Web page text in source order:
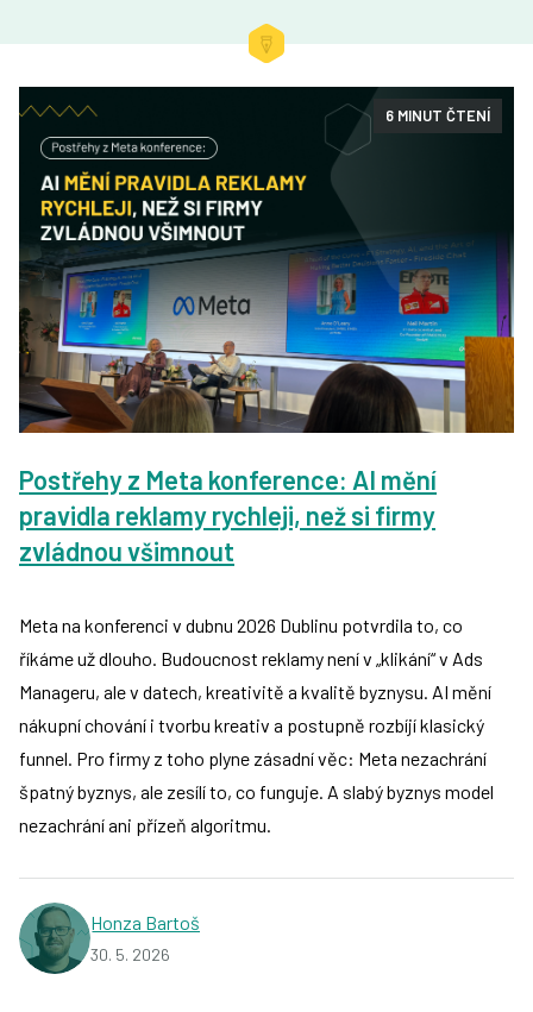
6 MINUT ČTENÍ
Postřehy z Meta konference: AI mění
pravidla reklamy rychleji, než si firmy
zvládnou všimnout
Meta na konferenci v dubnu 2026 Dublinu potvrdila to, co
říkáme už dlouho. Budoucnost reklamy není v „klikání“ v Ads
Manageru, ale v datech, kreativitě a kvalitě byznysu. AI mění
nákupní chování i tvorbu kreativ a postupně rozbíjí klasický
funnel. Pro firmy z toho plyne zásadní věc: Meta nezachrání
špatný byznys, ale zesílí to, co funguje. A slabý byznys model
nezachrání ani přízeň algoritmu.
Honza Bartoš
30. 5. 2026